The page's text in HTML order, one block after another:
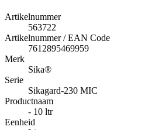
Artikelnummer
563722
Artikelnummer / EAN Code
7612895469959
Merk
Sika®
Serie
Sikagard-230 MIC
Productnaam
- 10 ltr
Eenheid